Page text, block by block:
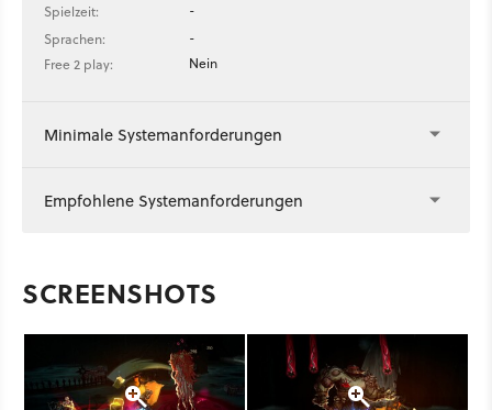
Spielzeit:
-
Sprachen:
-
Free 2 play:
Nein
Minimale Systemanforderungen
Empfohlene Systemanforderungen
SCREENSHOTS